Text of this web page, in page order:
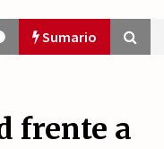
Sumario
y los
frente a